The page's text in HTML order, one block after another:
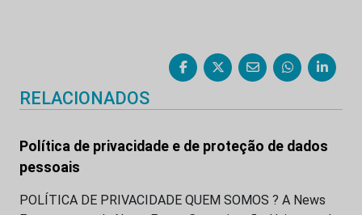
RELACIONADOS
Política de privacidade e de proteção de dados
pessoais
POLÍTICA DE PRIVACIDADE QUEM SOMOS ? A News